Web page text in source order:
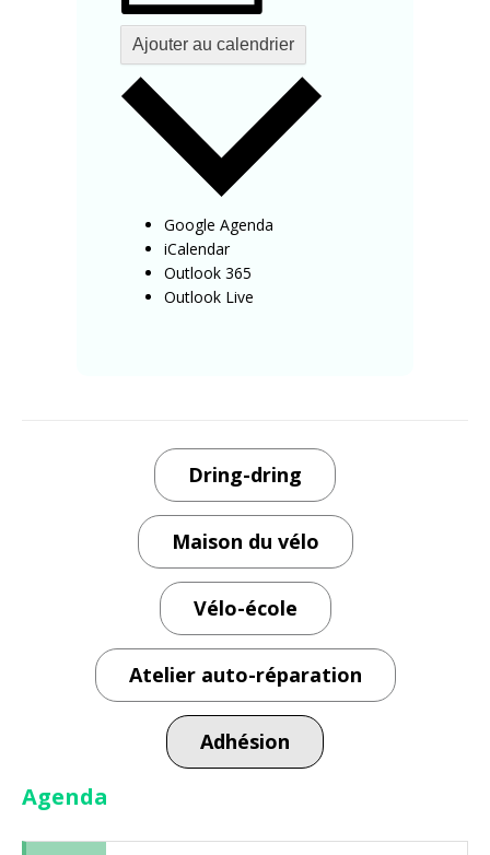
Ajouter au calendrier
Google Agenda
iCalendar
Outlook 365
Outlook Live
Dring-dring
Maison du vélo
Vélo-école
Atelier auto-réparation
Adhésion
Agenda